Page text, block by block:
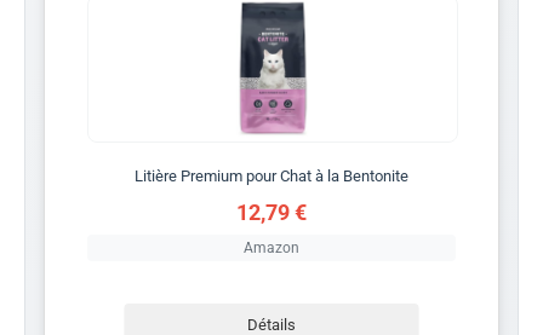
Litière Premium pour Chat à la Bentonite
12,79 €
Amazon
Détails